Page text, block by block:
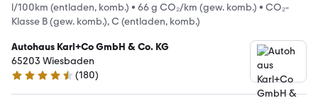
l/100km (entladen, komb.) • 66 g CO₂/km (gew. komb.) • CO₂-
Klasse B (gew. komb.), C (entladen, komb.)
Autohaus Karl+Co GmbH & Co. KG
65203 Wiesbaden
4.5 Sterne
(180)